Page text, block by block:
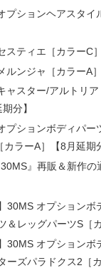
プションヘアスタイ
スティエ［カラーC
ルンジャ［カラーA
ャスター/アルトリ
分】
プションボディパー
カラーA］【8月延期
』再販＆新作の
30MS オプションボ
＆レッグパーツS［
30MS オプション
ーズパラドクス2［カ